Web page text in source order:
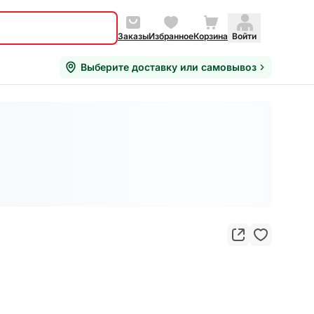
ЗаказыИзбранноеКорзина Войти
Выберите доставку или самовывоз